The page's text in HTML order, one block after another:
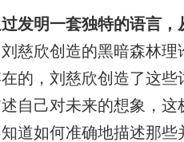
发明一套独特的语言
刘慈欣创造的黑暗森林
的，刘慈欣创造了这
自己对未来的想象，
道如何准确地描述那